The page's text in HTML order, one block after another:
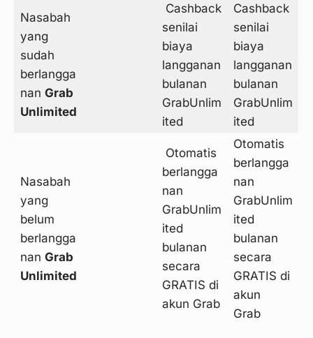
Nasabah
yang
sudah
berlangga
nan Grab
Unlimited
Cashback
senilai
biaya
langganan
bulanan
GrabUnlim
ited
Cashback
senilai
biaya
langganan
bulanan
GrabUnlim
ited
Nasabah
yang
belum
berlangga
nan Grab
Unlimited
Otomatis
berlangga
nan
GrabUnlim
ited
bulanan
secara
GRATIS di
akun Grab
Otomatis
berlangga
nan
GrabUnlim
ited
bulanan
secara
GRATIS di
akun
Grab